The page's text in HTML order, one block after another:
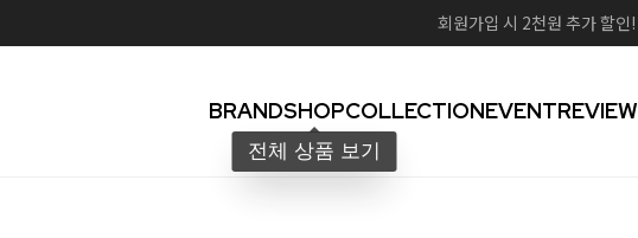
회원가입 시 2천원 추가 할인!
BRANDSHOPCOLLECTIONEVENTREVIEW